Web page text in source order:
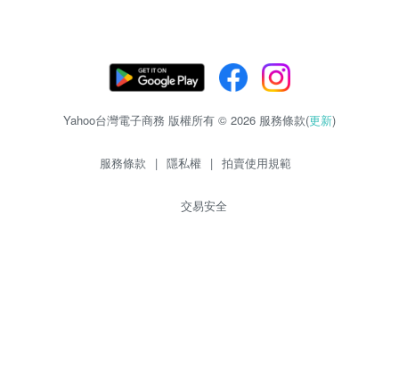
Yahoo台灣電子商務 版權所有 © 2026 服務條款(更新)
服務條款 | 隱私權 | 拍賣使用規範
交易安全